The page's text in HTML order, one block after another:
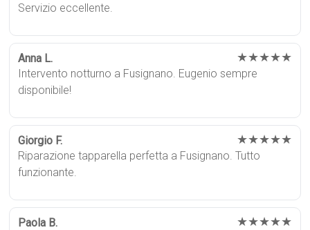
Servizio eccellente.
Anna L. ★★★★★
Intervento notturno a Fusignano. Eugenio sempre
disponibile!
Giorgio F. ★★★★★
Riparazione tapparella perfetta a Fusignano. Tutto
funzionante.
Paola B. ★★★★★